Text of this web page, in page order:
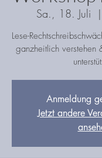
Sa., 18. Juli
  |
Lese-
ganzheitlich verstehen
Anmeldung
Jetzt andere